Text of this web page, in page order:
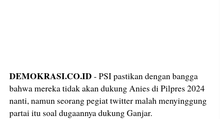
DEMOKRASI.CO.ID - PSI pastikan dengan bangga
bahwa mereka tidak akan dukung Anies di Pilpres 2024
nanti, namun seorang pegiat twitter malah menyinggung
partai itu soal dugaannya dukung Ganjar.